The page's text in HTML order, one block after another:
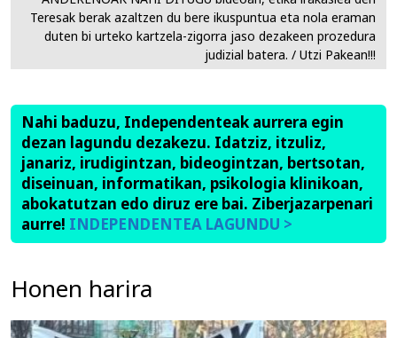
Teresak berak azaltzen du bere ikuspuntua eta nola eraman
duten bi urteko kartzela-zigorra jaso dezakeen prozedura
judizial batera. / Utzi Pakean!!!
Nahi baduzu, Independenteak aurrera egin
dezan lagundu dezakezu. Idatziz, itzuliz,
janariz, irudigintzan, bideogintzan, bertsotan,
diseinuan, informatikan, psikologia klinikoan,
abokatutzan edo diruz ere bai. Ziberjazarpenari
aurre! INDEPENDENTEA LAGUNDU >
Honen harira